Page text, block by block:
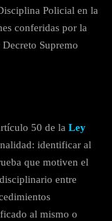
Policial en la
conferidas por la
Supremo
50 de la Ley
identificar al
que motiven el
entre
al mismo o